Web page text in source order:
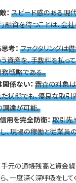
： スピード感のある現
融資を待つことは、会
考： ファクタリングは
資産を、手数料を払っ
戦略である。
係ない： 審査の対象
た状態でも、優良な取
達が可能。
用を完全防衛： 取引先
、現場の稼働と従業員
元の通帳残高と資金
、一度深く深呼吸をして